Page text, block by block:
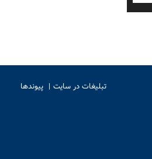
یا
صدا
تبلیغات در سایت
پیوندها